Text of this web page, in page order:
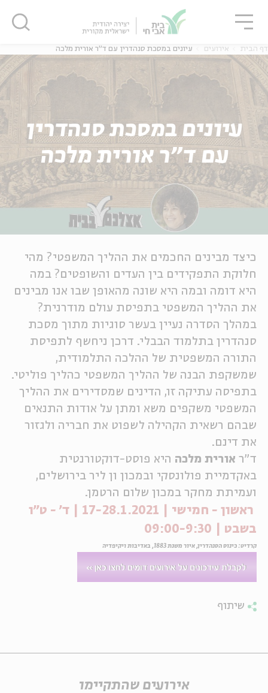
אנגלית
דף הבית אירועים עיונים במסכת סנהדרין עם ד"ר אורית מלכה
עיונים במסכת סנהדרין
עם ד"ר אורית מלכה
כיצד מבינים החכמים את ההליך המשפטי? מהי
חלוקת התפקידים בין העדים והשופטים? במה
היא דומה ובמה היא שונה מהאופן שבו אנו מבינים
את ההליך המשפטי בתפיסת עולם מודרנית?
במהלך הסדרה נעיין בעשר סוגיות מתוך מסכת
סנהדרין בתלמוד הבבלי. דרכן ניחשף לתפיסת
התורה המשפטית של ההלכה התלמודית,
שמשקפת הבנה של ההליך המשפטי כהליך פוליטי.
בתפיסה עתיקה זו, הדינים שמסדירים את ההליך
המשפטי משקפים משא ומתן על אודות התנאים
שבהם רשאית הקהילה לשפוט את חבריה ולגזור
את דינם.
ד"ר אורית מלכה היא פוסט-דוקטורנטית
באקדמיית פולונסקי ובמכון ון ליר בירושלים,
ועמיתת מחקר במכון שלום הרטמן.
ראשון - חמישי | 17-28.1.2021 | ד' - ט"ו
בשבט | 09:00-9:30
קרדיט: כינוס הסנהדרין, איור משנת 1883, באדיבות ויקיפדיה
שיתוף
אירועים שהתקיימו
סגור